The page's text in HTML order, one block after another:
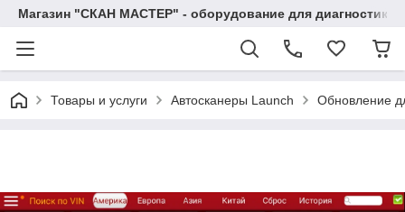
Магазин "СКАН МАСТЕР" - оборудование для диагностики
Товары и услуги Автосканеры Launch Обновление